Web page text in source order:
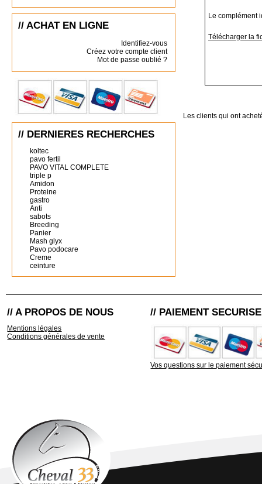
// ACHAT EN LIGNE
Identifiez-vous
Créez votre compte client
Mot de passe oublié ?
// DERNIERES RECHERCHES
koltec
pavo fertil
PAVO VITAL COMPLETE
triple p
Amidon
Proteine
gastro
Anti
sabots
Breeding
Panier
Mash glyx
Pavo podocare
Creme
ceinture
Le complément
Télécharger la
Les clients qui ont
// A PROPOS DE NOUS
Mentions légales
Conditions générales de vente
// PAIEMENT SECURISE
Vos questions sur le paiement